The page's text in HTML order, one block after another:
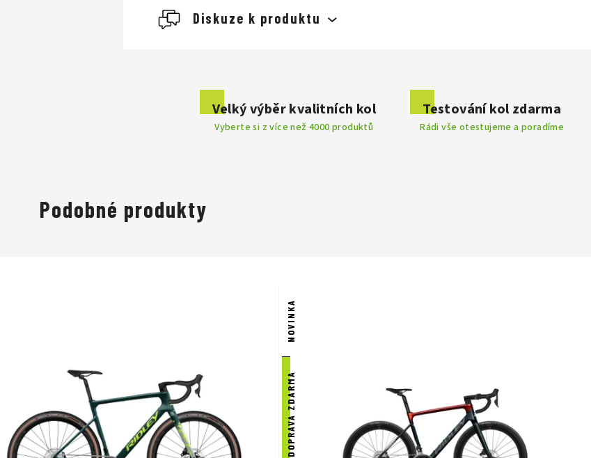
Diskuze k produktu
Přidat komentář
centrem, kde se vyvíjí nespočet prototypů a technologií, které jsou do
výroby kol implementovány. Každý model prochází řadou testů a vyznačuje
Focus Praha - DR SPORT je jedním z vybraných prodejců kol značky
Přijďte nás navštívit a na kola se osobně podívat na naší prodejně v
Velký výběr kvalitních kol
Vyberte si z více než 4000 produktů
Testování kol zdarma
Rádi vše otestujeme a poradíme
Podobné produkty
NOVINKA
DOPRAVA ZDARMA